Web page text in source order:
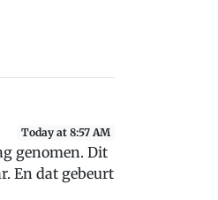
Today at 8:57 AM
genomen. Dit
En dat gebeurt